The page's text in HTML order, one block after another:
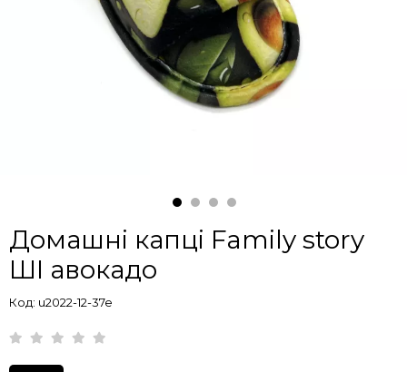
Домашні капці Family story
ШІ авокадо
Код: u2022-12-37e